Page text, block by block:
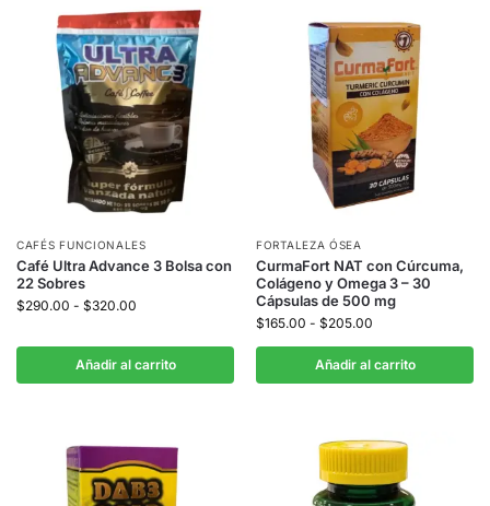
CAFÉS FUNCIONALES
Café Ultra Advance 3 Bolsa con
22 Sobres
$290.00 - $320.00
Añadir al carrito
FORTALEZA ÓSEA
CurmaFort NAT con Cúrcuma,
Colágeno y Omega 3 – 30
Cápsulas de 500 mg
$165.00 - $205.00
Añadir al carrito